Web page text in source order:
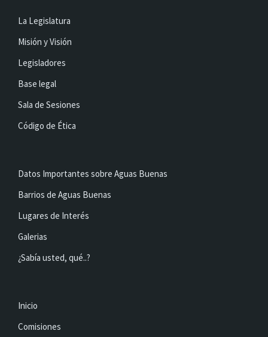
La Legislatura
Misión y Visión
Legisladores
Base legal
Sala de Sesiones
Código de Ética
Datos Importantes sobre Aguas Buenas
Barrios de Aguas Buenas
Lugares de Interés
Galerias
¿Sabía usted, qué..?
Inicio
Comisiones